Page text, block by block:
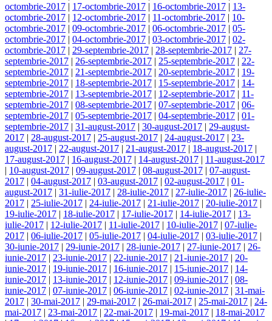
octombrie-2017 | 17-octombrie-2017 | 16-octombrie-2017 | 13-
octombrie-2017 | 12-octombrie-2017 | 11-octombrie-2017 | 10-
octombrie-2017 | 09-octombrie-2017 | 06-octombrie-2017 | 05-
octombrie-2017 | 04-octombrie-2017 | 03-octombrie-2017 | 02-
octombrie-2017 | 29-septembrie-2017 | 28-septembrie-2017 | 27-
septembrie-2017 | 26-septembrie-2017 | 25-septembrie-2017 | 22-
septembrie-2017 | 21-septembrie-2017 | 20-septembrie-2017 | 19-
septembrie-2017 | 18-septembrie-2017 | 15-septembrie-2017 | 14-
septembrie-2017 | 13-septembrie-2017 | 12-septembrie-2017 | 11-
septembrie-2017 | 08-septembrie-2017 | 07-septembrie-2017 | 06-
septembrie-2017 | 05-septembrie-2017 | 04-septembrie-2017 | 01-
septembrie-2017 | 31-august-2017 | 30-august-2017 | 29-august-
2017 | 28-august-2017 | 25-august-2017 | 24-august-2017 | 23-
august-2017 | 22-august-2017 | 21-august-2017 | 18-august-2017 |
17-august-2017 | 16-august-2017 | 14-august-2017 | 11-august-2017
| 10-august-2017 | 09-august-2017 | 08-august-2017 | 07-august-
2017 | 04-august-2017 | 03-august-2017 | 02-august-2017 | 01-
august-2017 | 31-iulie-2017 | 28-iulie-2017 | 27-iulie-2017 | 26-iulie-
2017 | 25-iulie-2017 | 24-iulie-2017 | 21-iulie-2017 | 20-iulie-2017 |
19-iulie-2017 | 18-iulie-2017 | 17-iulie-2017 | 14-iulie-2017 | 13-
iulie-2017 | 12-iulie-2017 | 11-iulie-2017 | 10-iulie-2017 | 07-iulie-
2017 | 06-iulie-2017 | 05-iulie-2017 | 04-iulie-2017 | 03-iulie-2017 |
30-iunie-2017 | 29-iunie-2017 | 28-iunie-2017 | 27-iunie-2017 | 26-
iunie-2017 | 23-iunie-2017 | 22-iunie-2017 | 21-iunie-2017 | 20-
iunie-2017 | 19-iunie-2017 | 16-iunie-2017 | 15-iunie-2017 | 14-
iunie-2017 | 13-iunie-2017 | 12-iunie-2017 | 09-iunie-2017 | 08-
iunie-2017 | 07-iunie-2017 | 06-iunie-2017 | 02-iunie-2017 | 31-mai-
2017 | 30-mai-2017 | 29-mai-2017 | 26-mai-2017 | 25-mai-2017 | 24-
mai-2017 | 23-mai-2017 | 22-mai-2017 | 19-mai-2017 | 18-mai-2017